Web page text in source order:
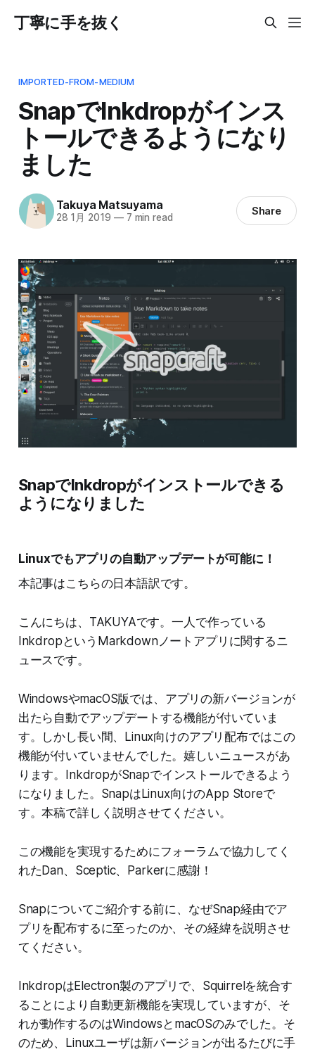
丁寧に手を抜く
IMPORTED-FROM-MEDIUM
SnapでInkdropがインス
トールできるようになり
ました
Takuya Matsuyama
28 1月 2019 —7 min read Share
SnapでInkdropがインストールできる
ようになりました
Linuxでもアプリの自動アップデートが可能に！
本記事はこちらの日本語訳です。
こんにちは、TAKUYAです。一人で作っている
InkdropというMarkdownノートアプリに関するニ
ュースです。
WindowsやmacOS版では、アプリの新バージョンが
出たら自動でアップデートする機能が付いていま
す。しかし長い間、Linux向けのアプリ配布ではこの
機能が付いていませんでした。嬉しいニュースがあ
ります。InkdropがSnapでインストールできるよう
になりました。SnapはLinux向けのApp Storeで
す。本稿で詳しく説明させてください。
この機能を実現するためにフォーラムで協力してく
れたDan、Sceptic、Parkerに感謝！
Snapについてご紹介する前に、なぜSnap経由でア
プリを配布するに至ったのか、その経緯を説明させ
てください。
InkdropはElectron製のアプリで、Squirrelを統合す
ることにより自動更新機能を実現していますが、そ
れが動作するのはWindowsとmacOSのみでした。そ
のため、Linuxユーザは新バージョンが出るたびに手